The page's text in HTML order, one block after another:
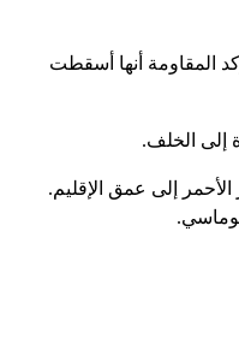
المقاومة أنها أسقطت
إلى الخلف.
إلى عمق الإقليم.